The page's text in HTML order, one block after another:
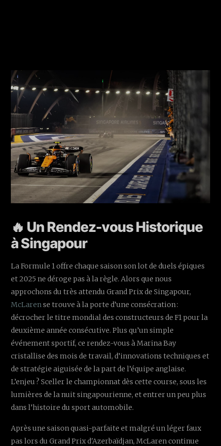
🔥 Un Rendez-vous Historique
à Singapour
La Formule 1 offre chaque saison son lot de duels épiques
et 2025 ne déroge pas à la règle. Alors que nous
approchons du très attendu Grand Prix de Singapour,
McLarense trouve à la porte d’une consécration :
décrocher le titre mondial des constructeurs de F1 pour la
deuxième année consécutive. Plus qu’un simple
événement sportif, ce rendez-vous à Marina Bay
cristallise des mois de travail, d’innovations techniques et
de stratégie aiguisée de la part de l’équipe anglaise.
L’enjeu ? Sceller le championnat dès cette course, sous les
lumières de la nuit singapourienne, et entrer un peu plus
dans l’histoire du sport automobile.
Après une saison quasi-parfaite et malgré un léger faux
pas lors du Grand Prix d'Azerbaïdjan, McLaren continue